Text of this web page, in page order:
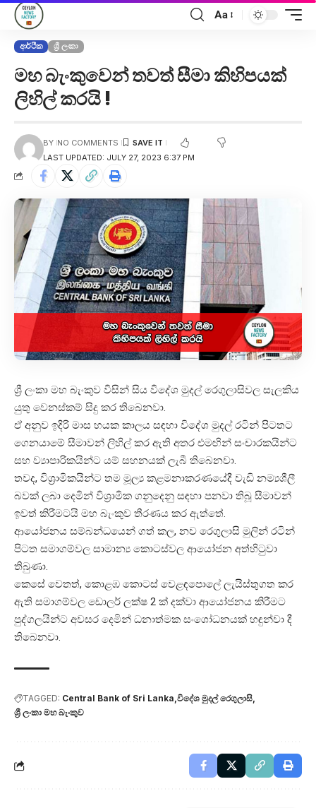
Aa
ආර්ථික ශ්‍රී ලංකා
මහ බැංකුවෙන් තවත් සීමා කිහිපයක්
ලිහිල් කරයි !
LAST UPDATED: JULY 27, 2023 6:37 PM
BY NO COMMENTS
ශ්‍රී ලංකා මහ බැංකුව විසින් සිය විදේශ මුදල් රෙගුලාසිවල සැලකිය
යුතු වෙනස්කම් සිදු කර තිබෙනවා.
ඒ අනුව ඉදිරි මාස හයක කාලය සඳහා විදේශ මුදල් රටින් පිටතට
ගෙනයාමේ සීමාවන් ලිහිල් කර ඇති අතර එමඟින් සංචාරකයින්ට
සහ ව්‍යාපාරිකයින්ට යම් සහනයක් ලැබී තිබෙනවා.
තවද, විශ්‍රාමිකයින්ට තම මූල්‍ය කළමනාකරණයේදී වැඩි නම්‍යශීලී
බවක් ලබා දෙමින් විශ්‍රාමික ගනුදෙනු සඳහා පනවා තිබූ සීමාවන්
ඉවත් කිරීමටයි මහ බැංකුව තීරණය කර ඇත්තේ.
ආයෝජනය සම්බන්ධයෙන් ගත් කල, නව රෙගුලාසි මුලින් රටින්
පිටත සමාගම්වල සාමාන්‍ය කොටස්වල ආයෝජන අත්හිටුවා
තිබුණා.
කෙසේ වෙතත්, කොළඹ කොටස් වෙළඳපොලේ ලැයිස්තුගත කර
ඇති සමාගම්වල ඩොලර් ලක්ෂ 2 ක් දක්වා ආයෝජනය කිරීමට
පුද්ගලයින්ට අවසර දෙමින් ධනාත්මක සංශෝධනයක් හඳුන්වා දී
තිබෙනවා.
TAGGED: Central Bank of Sri Lanka විදේශ මුදල් රෙගුලාසි
ශ්‍රී ලංකා මහ බැංකුව